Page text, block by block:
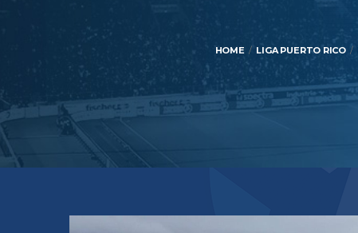
HOME LIGA PUERTO RICO